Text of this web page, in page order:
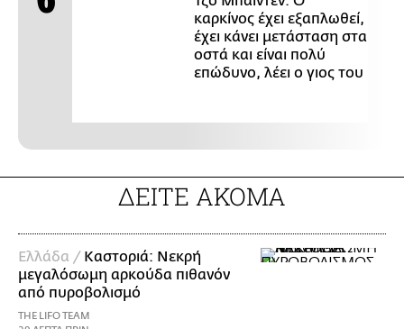
καρκίνος έχει εξαπλωθεί,
έχει κάνει μετάσταση στα
οστά και είναι πολύ
επώδυνο, λέει ο γιος του
ΔΕΙΤΕ ΑΚΟΜΑ
Ελλάδα / Καστοριά: Νεκρή
μεγαλόσωμη αρκούδα πιθανόν
από πυροβολισμό
THE LIFO TEAM